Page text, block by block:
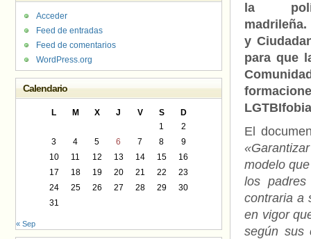
la
y
para que
El
modelo
los
contraria a
en vigor
según sus
Acceder
Feed de entradas
Feed de comentarios
WordPress.org
Calendario
L M X J V S
D
1
2
3
4 5 6 7 8
9
10
11 12 13 14 15
16
17
18 19 20 21 22
23
24
25 26 27 28 29
30
31
« Sep